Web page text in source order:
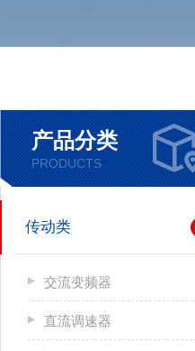
产品分类
PRODUCTS
传动类
交流变频器
直流调速器